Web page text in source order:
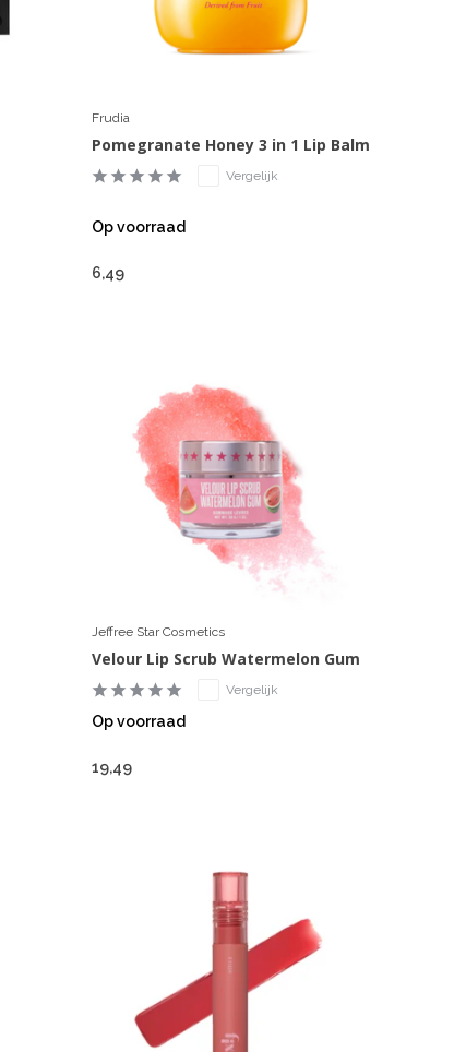
Frudia
Pomegranate Honey 3 in 1 Lip Balm
Vergelijk
Op voorraad
6,49
Jeffree Star Cosmetics
Velour Lip Scrub Watermelon Gum
Vergelijk
Op voorraad
19,49